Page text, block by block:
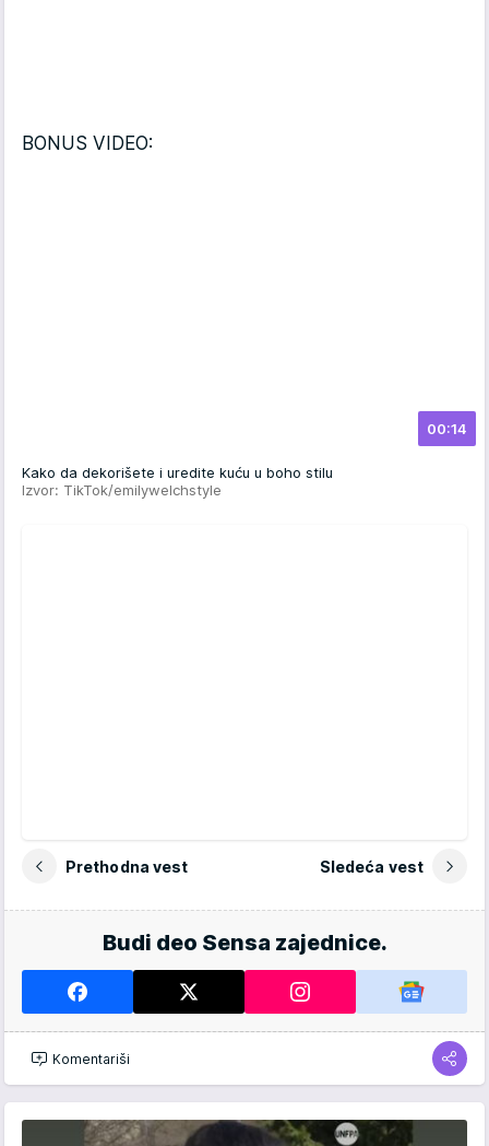
BONUS VIDEO:
00:14
Kako da dekorišete i uredite kuću u boho stilu
Izvor: TikTok/emilywelchstyle
Prethodna vest Sledeća vest
Budi deo Sensa zajednice.
Komentariši